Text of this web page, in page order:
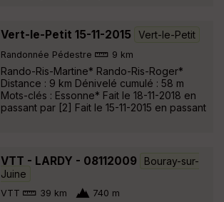
Vert-le-Petit 15-11-2015 Vert-le-Petit
Randonnée Pédestre 9 km
Rando-Ris-Martine* Rando-Ris-Roger*
Distance : 9 km Dénivelé cumulé : 58 m
Mots-clés : Essonne* Fait le 18-11-2018 en
passant par [2] Fait le 15-11-2015 en passant
VTT - LARDY - 08112009
Bouray-sur-
Juine
VTT 39 km 740 m